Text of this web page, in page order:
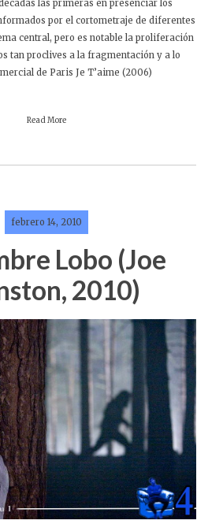
las primeras en presenciar los
por el cortometraje de diferentes
central, pero es notable la proliferación
tan proclives a la fragmentación y a lo
de Paris Je T’aime (2006)
Read More
febrero 14, 2010
Lobo (Joe
2010)